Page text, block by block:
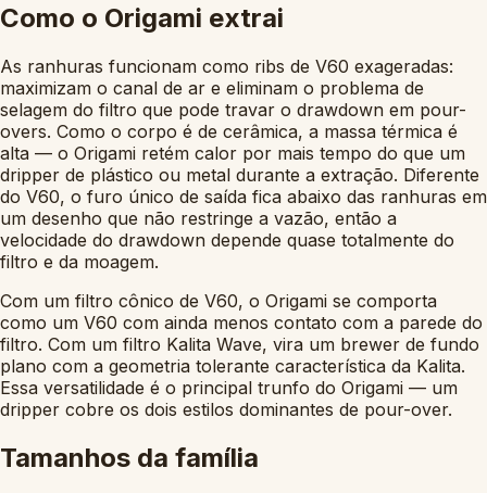
Como o Origami extrai
As ranhuras funcionam como ribs de V60 exageradas:
maximizam o canal de ar e eliminam o problema de
selagem do filtro que pode travar o drawdown em pour-
overs. Como o corpo é de cerâmica, a massa térmica é
alta — o Origami retém calor por mais tempo do que um
dripper de plástico ou metal durante a extração. Diferente
do V60, o furo único de saída fica abaixo das ranhuras em
um desenho que não restringe a vazão, então a
velocidade do drawdown depende quase totalmente do
filtro e da moagem.
Com um filtro cônico de V60, o Origami se comporta
como um V60 com ainda menos contato com a parede do
filtro. Com um filtro Kalita Wave, vira um brewer de fundo
plano com a geometria tolerante característica da Kalita.
Essa versatilidade é o principal trunfo do Origami — um
dripper cobre os dois estilos dominantes de pour-over.
Tamanhos da família